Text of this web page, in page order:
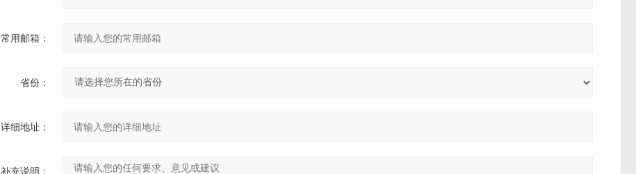
常用邮箱：
省份：
详细地址：
补充说明：